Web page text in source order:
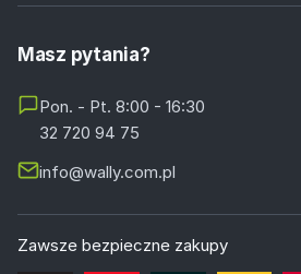
Masz pytania?
Pon. - Pt. 8:00 - 16:30
32 720 94 75
info@wally.com.pl
Zawsze bezpieczne zakupy